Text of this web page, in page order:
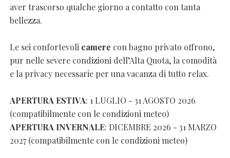
aver trascorso qualche giorno a contatto con tanta
bellezza.
Le sei confortevoli camere con bagno privato offrono,
pur nelle severe condizioni dell’Alta Quota, la comodità
e la privacy necessarie per una vacanza di tutto relax.
APERTURA ESTIVA: 1 LUGLIO - 31 AGOSTO 2026
(compatibilmente con le condizioni meteo)
APERTURA INVERNALE: DICEMBRE 2026 - 31 MARZO
2027 (compatibilmente con le condizioni meteo)